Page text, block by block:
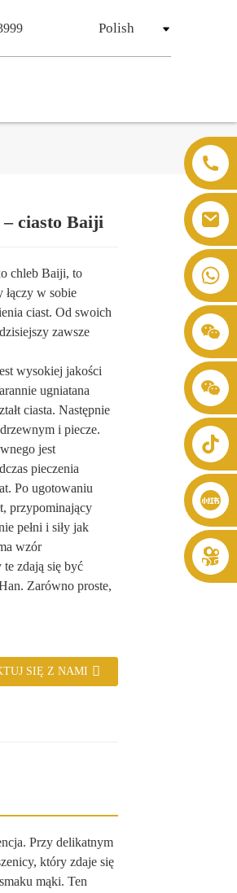
Polish
+86 8619946512999
Loading...
Loading...
ciasto Baiji
chleb Baiji, to
w sobie
ciast. Od swoich
zawsze
wysokiej jakości
ugniatana
ciasta. Następnie
i piecze.
jest
pieczenia
Po ugotowaniu
przypominający
pełni i siły jak
wzór
zdają się być
Zarówno proste,
SIĘ Z NAMI
Przy delikatnym
który zdaje się
mąki. Ten